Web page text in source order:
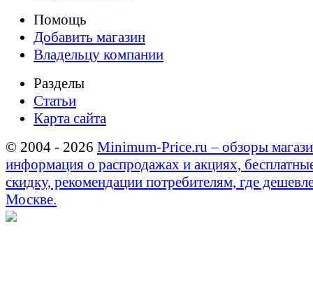
Помощь
Добавить магазин
Владельцу компании
Разделы
Статьи
Карта сайта
© 2004 - 2026 Minimum-Price.ru – обзоры
информация о распродажах и акциях,
скидку, рекомендации потребителям, где
Москве.